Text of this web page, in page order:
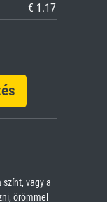
€ 1.17
vagy a
örömmel